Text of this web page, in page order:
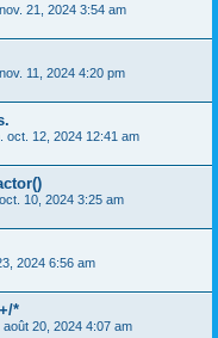
21, 2024 3:54 am
11, 2024 4:20 pm
oct. 12, 2024 12:41 am
10, 2024 3:25 am
2024 6:56 am
*
août 20, 2024 4:07 am